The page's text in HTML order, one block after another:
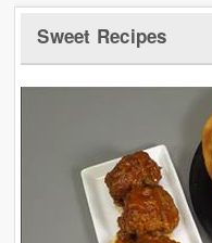
Sweet Recipes